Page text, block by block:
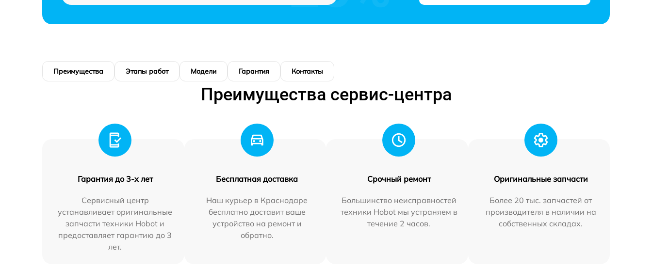
Преимущества Этапы работ Модели Гарантия Контакты
Преимущества сервис-центра
Гарантия до 3-х лет
Сервисный центр
устанавливает оригинальные
запчасти техники Hobot и
предоставляет гарантию до 3
лет.
Бесплатная доставка
Наш курьер в Краснодаре
бесплатно доставит ваше
устройство на ремонт и
обратно.
Срочный ремонт
Большинство неисправностей
техники Hobot мы устраняем в
течение 2 часов.
Оригинальные запчасти
Более 20 тыс. запчастей от
производителя в наличии на
собственных складах.